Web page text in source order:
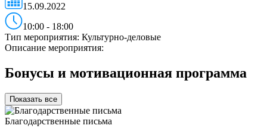
15.09.2022
10:00 - 18:00
Тип мероприятия: Культурно-деловые
Описание мероприятия:
Бонусы и мотивационная программа
Показать все
Благодарственные письма